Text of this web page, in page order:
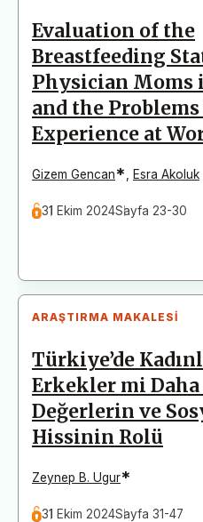
Evaluation of the
Breastfeeding
Physician Moms
and the
Experience at
Gizem Gencan* Esra Akoluk
31 Ekim 2024Sayfa 23-30
ARAŞTIRMA MAKALESI
Türkiye’de
Erkekler mi
Değerlerin ve
Hissinin Rolü
Zeynep B. Ugur*
31 Ekim 2024Sayfa 31-47